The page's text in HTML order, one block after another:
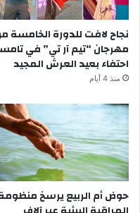
نجاح لافت للدورة الخامسة
مهرجان “تيم آر تي” في
احتفاء بعيد العرش المجيد
منذ 4 أيام
حوض أم الربيع يرسخ